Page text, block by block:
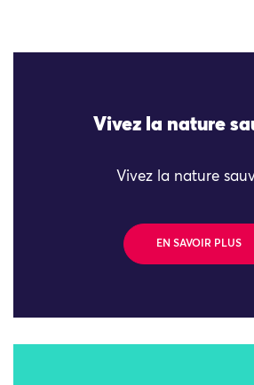
Vivez la nature
Vivez la nature
EN SAVOIR PLUS